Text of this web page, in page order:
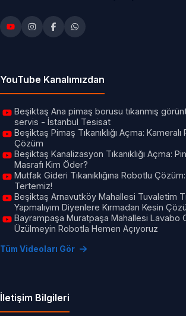
YouTube Kanalımızdan
Beşiktaş Ana pimaş borusu tıkanmış
servis - İstanbul Tesisat
Beşiktaş Pimaş Tıkanıklığı Açma:
Çözüm
Beşiktaş Kanalizasyon Tıkanıklığı Açma:
Masrafı Kim Öder?
Mutfak Gideri Tıkanıklığına Robotlu
Tertemiz!
Beşiktaş Arnavutköy Mahallesi Tuvaletim
Yapmalıyım Diyenlere Kırmadan Kesin
Bayrampaşa Muratpaşa Mahallesi Lavabo
Üzülmeyin Robotla Hemen Açıyoruz
Tüm Videoları Gör
İletişim Bilgileri